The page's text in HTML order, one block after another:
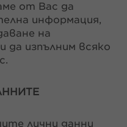
от Вас да
информация,
на
да изпълним всяко
лични данни